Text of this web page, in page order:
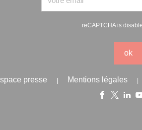
reCAPTCHA is
ok
presse | Mentions légales |